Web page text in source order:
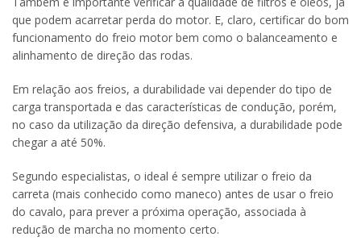
que podem acarretar perda do motor. E, claro, certificar do bom
funcionamento do freio motor bem como o balanceamento e
alinhamento de direção das rodas.
Em relação aos freios, a durabilidade vai depender do tipo de
carga transportada e das características de condução, porém,
no caso da utilização da direção defensiva, a durabilidade pode
chegar a até 50%.
Segundo especialistas, o ideal é sempre utilizar o freio da
carreta (mais conhecido como maneco) antes de usar o freio
do cavalo, para prever a próxima operação, associada à
redução de marcha no momento certo.